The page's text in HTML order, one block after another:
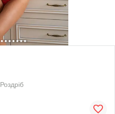
Роздріб